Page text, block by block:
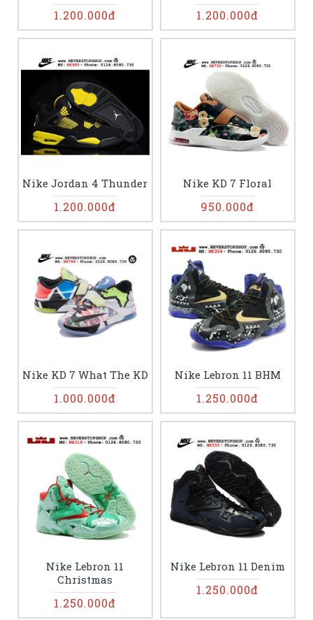
1.200.000đ 1.200.000đ
Nike Jordan 4 Thunder
1.200.000đ
Nike KD 7 Floral
950.000đ
Nike KD 7 What The KD
1.000.000đ
Nike Lebron 11 BHM
1.250.000đ
Nike Lebron 11
Christmas
1.250.000đ
Nike Lebron 11 Denim
1.250.000đ